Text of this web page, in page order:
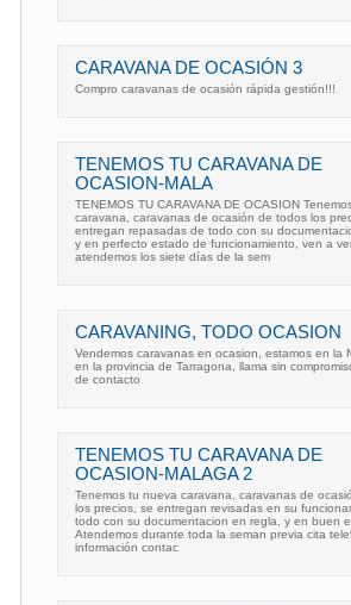
CARAVANA DE OCASIÓN 3
Compro caravanas de ocasión rápida gestión!!!
TENEMOS TU CARAVANA DE
OCASION-MALA
TENEMOS TU CARAVANA DE OCASION
caravana, caravanas de ocasión de todos los
entregan repasadas de todo con su
y en perfecto estado de funcionamiento, ven a
atendemos los siete días de la sem
CARAVANING, TODO OCASION
Vendemos caravanas en ocasion, estamos en la
en la provincia de Tarragona, llama sin
de contacto
TENEMOS TU CARAVANA DE
OCASION-MALAGA 2
Tenemos tu nueva caravana, caravanas de
los precios, se entregan revisadas en su
todo con su documentacion en regla, y en buen
Atendemos durante toda la seman previa cita
información contac